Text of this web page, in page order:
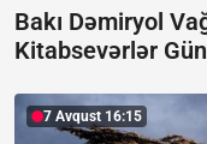
Bakı Dəmiryol
Kitabsevərlər
7 Avqust 16:15